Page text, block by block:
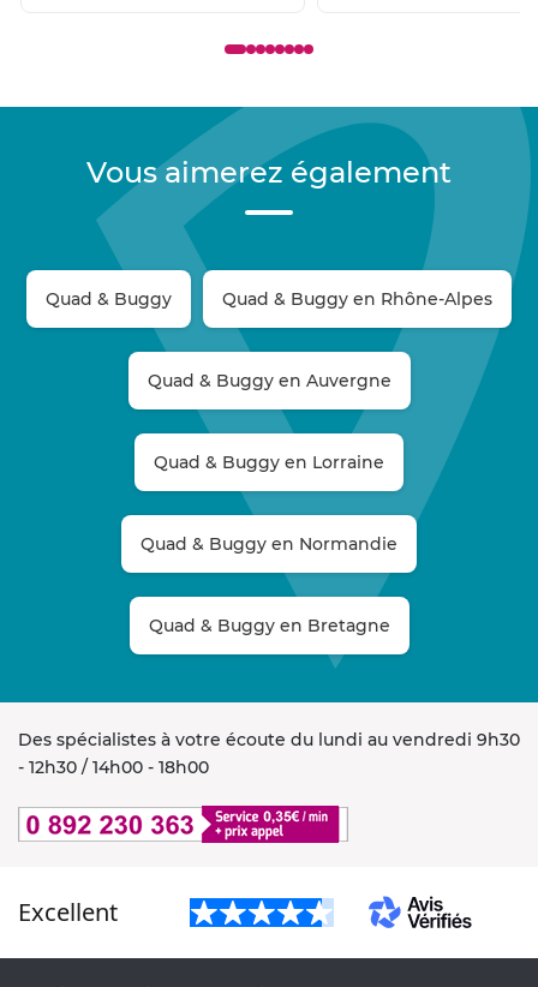
Vous aimerez également
Quad & Buggy Quad & Buggy en Rhône-Alpes
Quad & Buggy en Auvergne
Quad & Buggy en Lorraine
Quad & Buggy en Normandie
Quad & Buggy en Bretagne
Des spécialistes à votre écoute du lundi au vendredi 9h30
- 12h30 / 14h00 - 18h00
Excellent